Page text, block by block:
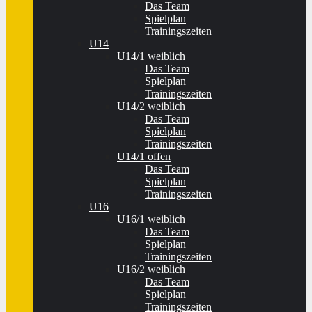
Das Team
Spielplan
Trainingszeiten
U14
U14/1 weiblich
Das Team
Spielplan
Trainingszeiten
U14/2 weiblich
Das Team
Spielplan
Trainingszeiten
U14/1 offen
Das Team
Spielplan
Trainingszeiten
U16
U16/1 weiblich
Das Team
Spielplan
Trainingszeiten
U16/2 weiblich
Das Team
Spielplan
Trainingszeiten